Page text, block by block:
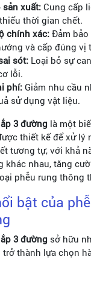
sản xuất:Cung cấp
thời gian chết.
chính xác: Đảm bảo
và cấp đúng vị
sót: Loại bỏ sự
lỗi.
phí: Giảm nhu cầu
sử dụng vật liệu.
3 đường là một
thiết kế để xử lý
tương tự, với khả
khác nhau, tăng
phễu rung thông
bật của
3 đường sở hữu
trở thành lựa chọn